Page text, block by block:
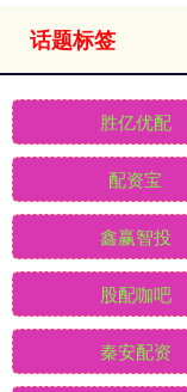
话题标签
胜亿优配
配资宝
鑫赢智投
股配咖吧
秦安配资